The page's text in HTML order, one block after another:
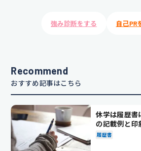
強み診断をする 自己PR
Recommend
おすすめ記事はこちら
休学は履歴書
の記載例と印
方を解説
履歴書